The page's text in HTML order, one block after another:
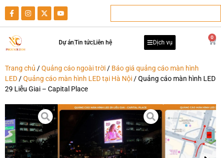
Dự ánTin tức Liên hệ Dịch vụ
0
Trang chủ /Quảng cáo ngoài trời / Báo giá quảng cáo màn hình
LED /Quảng cáo màn hình LED tại Hà Nội / Quảng cáo màn hình LED
29 Liễu Giai – Capital Place